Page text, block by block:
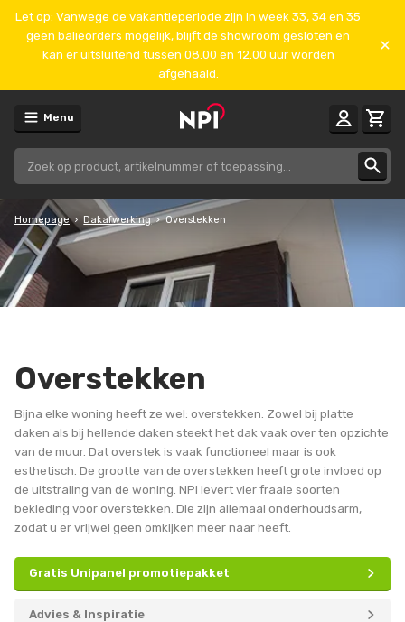
Let op: Vanwege de vakantieperiode zijn in week 33, 34 en 35
geen balieorders mogelijk, blijft de showroom gesloten en
kan er uitsluitend tussen 08.00 en 12.00 uur worden
afgehaald.
Menu
Homepage Dakafwerking Overstekken
Overstekken
Bijna elke woning heeft ze wel: overstekken. Zowel bij platte
daken als bij hellende daken steekt het dak vaak over ten opzichte
van de muur. Dat overstek is vaak functioneel maar is ook
esthetisch. De grootte van de overstekken heeft grote invloed op
de uitstraling van de woning. NPI levert vier fraaie soorten
bekleding voor overstekken. Die zijn allemaal onderhoudsarm,
zodat u er vrijwel geen omkijken meer naar heeft.
Gratis Unipanel promotiepakket
Advies & Inspiratie